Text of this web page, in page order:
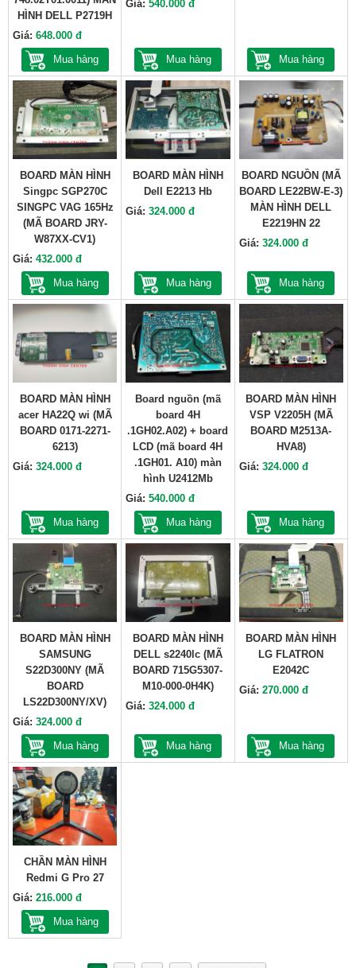
HÌNH DELL P2719H
Giá: 648.000 đ
Mua hàng
Giá:540.000 đ
Mua hàng Mua hàng
BOARD MÀN HÌNH
Singpc SGP270C
SINGPC VAG 165Hz
(MÃ BOARD JRY-
W87XX-CV1)
Giá: 432.000 đ
Mua hàng
BOARD MÀN HÌNH
Dell E2213 Hb
Giá:324.000 đ
Mua hàng
BOARD NGUỒN (MÃ
BOARD LE22BW-E-3)
MÀN HÌNH DELL
E2219HN 22
Giá: 324.000 đ
Mua hàng
BOARD MÀN HÌNH
acer HA22Q wi (MÃ
BOARD 0171-2271-
6213)
Giá: 324.000 đ
Mua hàng
Board nguồn (mã
board 4H
.1GH02.A02) + board
LCD (mã board 4H
.1GH01. A10) màn
hình U2412Mb
Giá:540.000 đ
Mua hàng
BOARD MÀN HÌNH
VSP V2205H (MÃ
BOARD M2513A-
HVA8)
Giá: 324.000 đ
Mua hàng
BOARD MÀN HÌNH
SAMSUNG
S22D300NY (MÃ
BOARD
LS22D300NY/XV)
Giá: 324.000 đ
Mua hàng
BOARD MÀN HÌNH
DELL s2240lc (MÃ
BOARD 715G5307-
M10-000-0H4K)
Giá:324.000 đ
Mua hàng
BOARD MÀN HÌNH
LG FLATRON
E2042C
Giá: 270.000 đ
Mua hàng
CHẦN MÀN HÌNH
Redmi G Pro 27
Giá: 216.000 đ
Mua hàng